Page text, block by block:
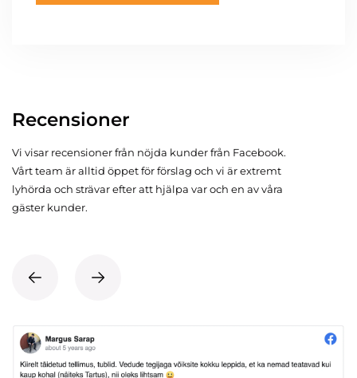
Recensioner
Vi visar recensioner från nöjda kunder från Facebook.
Vårt team är alltid öppet för förslag och vi är extremt
lyhörda och strävar efter att hjälpa var och en av våra
gäster kunder.